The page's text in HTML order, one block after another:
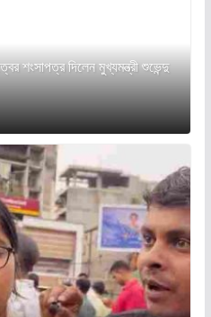
শংসাপত্র দিলেন মুখ্যমন্ত্রী শুভেন্দু